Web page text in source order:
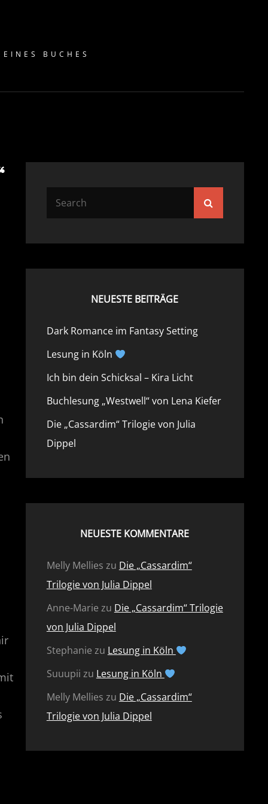
BUCHES L
NEUESTE BEITRÄGE
Dark Romance im Fantasy Setting
Lesung in Köln
Ich bin dein Schicksal – Kira Licht
Buchlesung „Westwell“ von Lena Kiefer
Die „Cassardim“ Trilogie von Julia
Dippel
NEUESTE KOMMENTARE
Melly Mellies zu Die „Cassardim“
Trilogie von Julia Dippel
Anne-Marie zu Die „Cassardim“ Trilogie
von Julia Dippel
Stephanie zu Lesung in Köln
Suuupii zu Lesung in Köln
Melly Mellies zu Die „Cassardim“
Trilogie von Julia Dippel